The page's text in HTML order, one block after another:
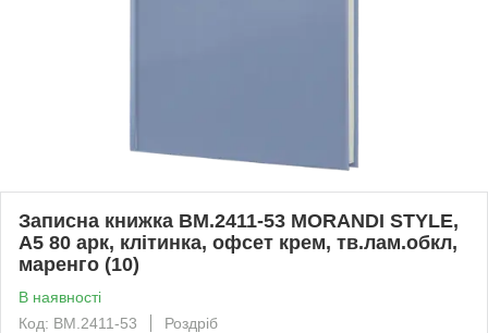
Записна книжка BM.2411-53 MORANDI STYLE,
А5 80 арк, клітинка, офсет крем, тв.лам.обкл,
маренго (10)
В наявності
Код: BM.2411-53
Роздріб